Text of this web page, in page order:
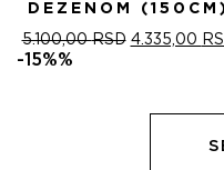
DEZENOM (150CM)
5.100,00RSD
5.100,00
4.335,00
-15%%